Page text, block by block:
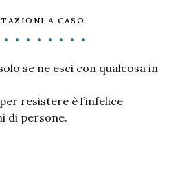
A CASO
se ne esci con qualcosa in
resistere è l’infelice
di persone.